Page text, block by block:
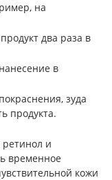
на
два раза в
в
зуда
продукта.
ретинол и
временное
кожи